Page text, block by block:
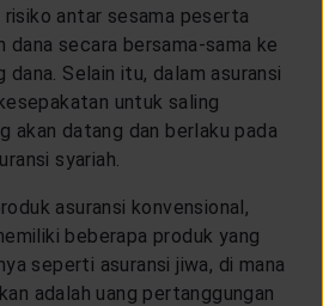
antar sesama peserta
dana secara bersama-sama ke
dana. Selain itu, dalam asuransi
untuk saling
akan datang dan berlaku pada
syariah.
asuransi konvensional,
beberapa produk yang
seperti asuransi jiwa, di mana
adalah uang pertanggungan